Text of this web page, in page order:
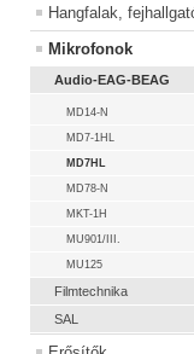
Hangfalak,
Mikrofonok
Audio-EAG-BEAG
MD14-N
MD7-1HL
MD7HL
MD78-N
MKT-1H
MU901/III.
MU125
Filmtechnika
SAL